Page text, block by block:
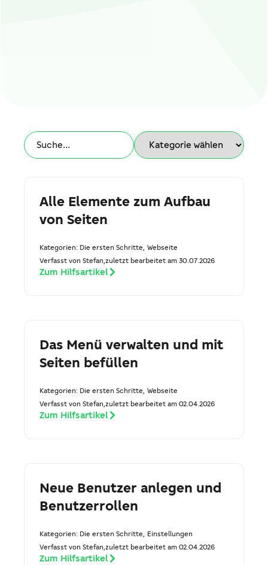
Alle Elemente zum Aufbau
von Seiten
Kategorien: Die ersten Schritte, Webseite
Verfasst von Stefan,zuletzt bearbeitet am 30.07.2026
Zum Hilfsartikel
Das Menü verwalten und mit
Seiten befüllen
Kategorien: Die ersten Schritte, Webseite
Verfasst von Stefan,zuletzt bearbeitet am 02.04.2026
Zum Hilfsartikel
Neue Benutzer anlegen und
Benutzerrollen
Kategorien: Die ersten Schritte, Einstellungen
Verfasst von Stefan,zuletzt bearbeitet am 02.04.2026
Zum Hilfsartikel